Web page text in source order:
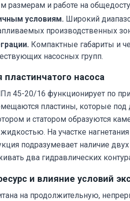
размерам и работе на
условиям. Широкий
производственных
Компактные габариты и
насосных групп.
насоса
45-20/16 функционирует по
пластины, которые
и статором образуются
жидкостью. На участке
подразумевает наличие
два гидравлических
и влияние условий
на продолжительную,